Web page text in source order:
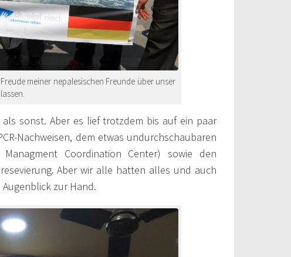
meiner nepalesischen Freunde über unser
sonst. Aber es lief trotzdem bis auf ein paar
Nachweisen, dem etwas undurchschaubaren
Managment Coordination Center) sowie den
Aber wir alle hatten alles und auch
zur Hand.